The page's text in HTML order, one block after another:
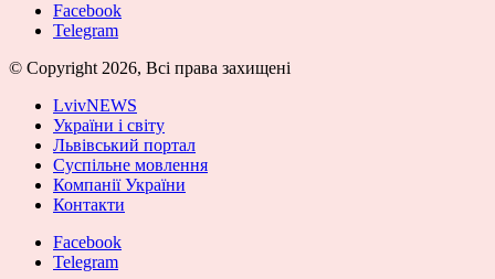
Facebook
Telegram
© Copyright 2026, Всі права захищені
LvivNEWS
України і світу
Львівський портал
Суспільне мовлення
Компанії України
Контакти
Facebook
Telegram